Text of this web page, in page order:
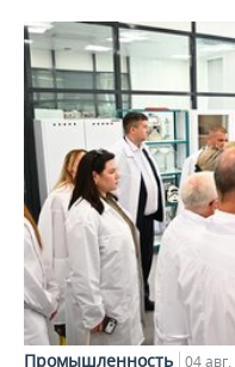
Промышленность 04